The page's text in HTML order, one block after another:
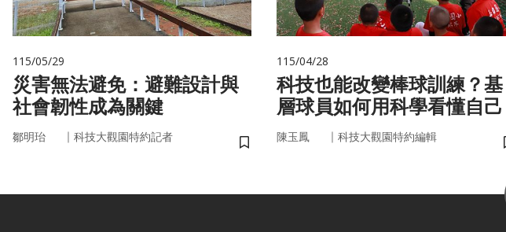
115/05/29
災害無法避免：避難設計與
社會韌性成為關鍵
鄒明珆 ｜ 科技大觀園特約記者
儲存書籤
115/04/28
科技也能改變棒球訓練？基
層球員如何用科學看懂自己
陳玉鳳 ｜ 科技大觀園特約編輯